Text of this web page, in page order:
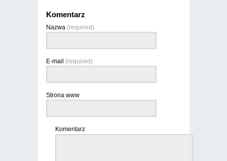
Komentarz
Nazwa (required)
E-mail (required)
Strona www
Komentarz